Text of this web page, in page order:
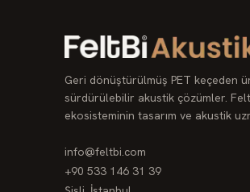
Geri dönüştürülmüş PET keçeden
sürdürülebilir akustik çözümler.
ekosisteminin tasarım ve akustik
info@feltbi.com
+90 533 146 31 39